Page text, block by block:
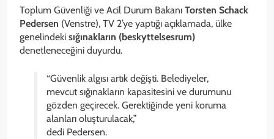
Toplum Güvenliği ve Acil Durum Bakanı Torsten Schack
Pedersen (Venstre), TV 2’ye yaptığı açıklamada, ülke
genelindeki sığınakların (beskyttelsesrum)
denetleneceğini duyurdu.
“Güvenlik algısı artık değişti. Belediyeler,
mevcut sığınakların kapasitesini ve durumunu
gözden geçirecek. Gerektiğinde yeni koruma
alanları oluşturulacak,”
dedi Pedersen.